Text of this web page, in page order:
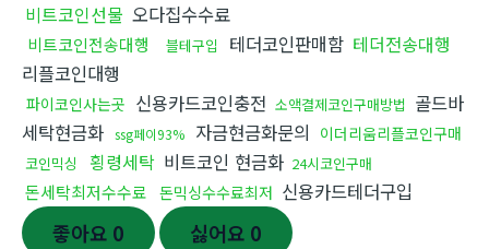
비트코인선물 오다집수수료
비트코인전송대행 블테구입 테더코인판매함 테더전송대행
리플코인대행
파이코인사는곳 신용카드코인충전 소액결제코인구매방법 골드바
세탁현금화 ssg페이93% 자금현금화문의 이더리움리플코인구매
코인믹싱 횡령세탁 비트코인 현금화 24시코인구매
돈세탁최저수수료 돈믹싱수수료최저 신용카드테더구입
좋아요 0 싫어요 0